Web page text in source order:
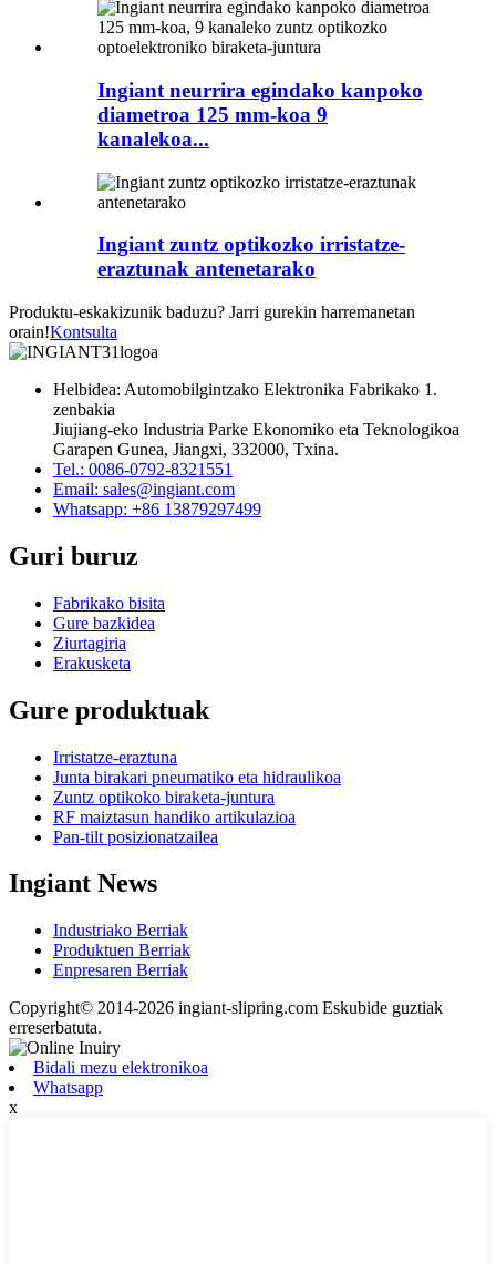
Ingiant neurrira egindako kanpoko
diametroa 125 mm-koa 9
kanalekoa...
Ingiant zuntz optikozko irristatze-
eraztunak antenetarako
Produktu-eskakizunik baduzu? Jarri gurekin harremanetan
orain!Kontsulta
Helbidea: Automobilgintzako Elektronika Fabrikako 1.
zenbakia
Jiujiang-eko Industria Parke Ekonomiko eta Teknologikoa
Garapen Gunea, Jiangxi, 332000, Txina.
Tel.: 0086-0792-8321551
Email: sales@ingiant.com
Whatsapp: +86 13879297499
Guri buruz
Fabrikako bisita
Gure bazkidea
Ziurtagiria
Erakusketa
Gure produktuak
Irristatze-eraztuna
Junta birakari pneumatiko eta hidraulikoa
Zuntz optikoko biraketa-juntura
RF maiztasun handiko artikulazioa
Pan-tilt posizionatzailea
Ingiant News
Industriako Berriak
Produktuen Berriak
Enpresaren Berriak
Copyright© 2014-2026 ingiant-slipring.com Eskubide guztiak
erreserbatuta.
Bidali mezu elektronikoa
Whatsapp
x